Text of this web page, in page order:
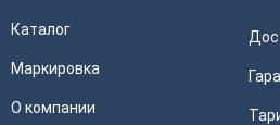
Каталог
Маркировка
О компании